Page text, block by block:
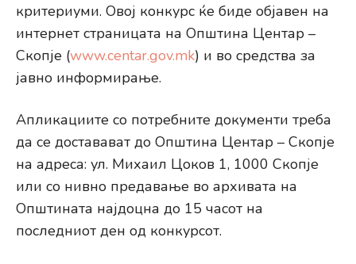
критериуми. Овој конкурс ќе биде објавен на
интернет страницата на Општина Центар –
Скопје (www.centar.gov.mk) и во средства за
јавно информирање.
Апликациите со потребните документи треба
да се доставават до Општина Центар – Скопје
на адреса: ул. Михаил Цоков 1, 1000 Скопје
или со нивно предавање во архивата на
Општината најдоцна до 15 часот на
последниот ден од конкурсот.